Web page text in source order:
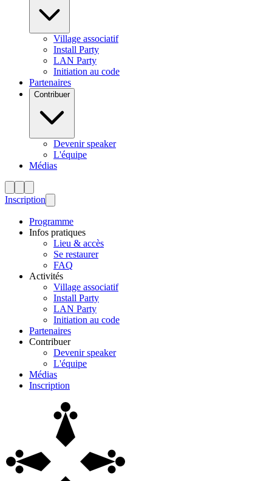
Village associatif
Install Party
LAN Party
Initiation au code
Partenaires
Contribuer
Devenir speaker
L'équipe
Médias
Inscription
Programme
Infos pratiques
Lieu & accès
Se restaurer
FAQ
Activités
Village associatif
Install Party
LAN Party
Initiation au code
Partenaires
Contribuer
Devenir speaker
L'équipe
Médias
Inscription